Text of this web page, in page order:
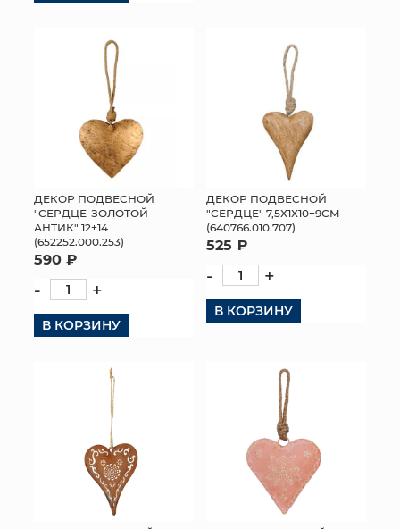
ДЕКОР ПОДВЕСНОЙ
"СЕРДЦЕ-ЗОЛОТОЙ
АНТИК" 12+14
(652252.000.253)
590 ₽
- +
В КОРЗИНУ
ДЕКОР ПОДВЕСНОЙ
"СЕРДЦЕ" 7,5Х1Х10+9СМ
(640766.010.707)
525 ₽
- +
В КОРЗИНУ